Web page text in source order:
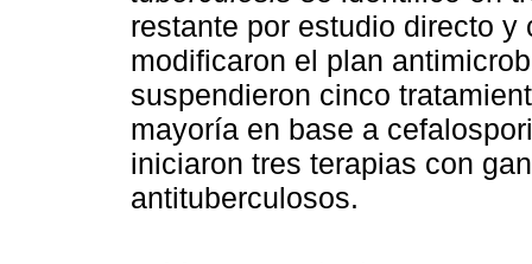
restante por estudio directo
modificaron el plan
suspendieron cinco
mayoría en base a
iniciaron tres terapias con
antituberculosos.